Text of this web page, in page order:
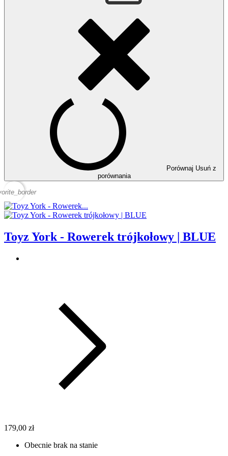
Porównaj Usuń z
porównania
Toyz York - Rowerek trójkołowy | BLUE
179,00 zł
Obecnie brak na stanie